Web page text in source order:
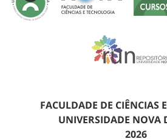
FACULDADE DE CIÊNCIAS
UNIVERSIDADE NOVA
2026